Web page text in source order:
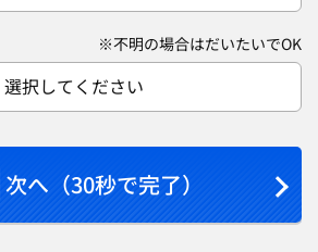
※不明の場合はだいたいでOK
選択してください
次へ（30秒で完了）